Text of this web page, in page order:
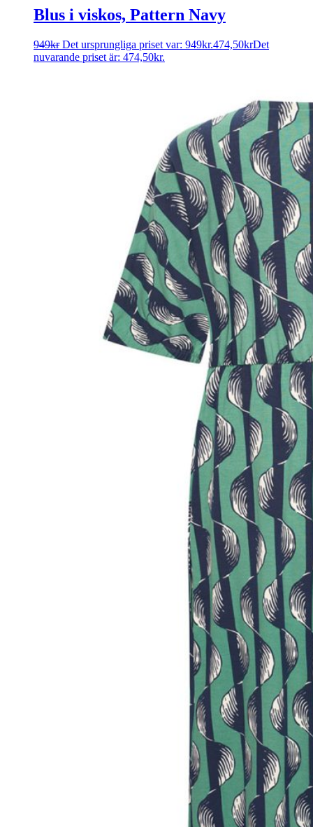
Blus i viskos, Pattern Navy
949kr Det ursprungliga priset var: 949kr.474,50krDet
nuvarande priset är: 474,50kr.